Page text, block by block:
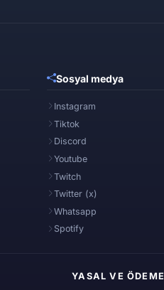
Sosyal medya
Instagram
Tiktok
Discord
Youtube
Twitch
Twitter (x)
Whatsapp
Spotify
YASAL VE ÖDEME